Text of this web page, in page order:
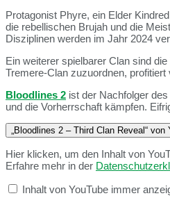
Protagonist Phyre, ein Elder
die rebellischen Brujah und die
Disziplinen werden im Jahr 2024
Ein weiterer spielbarer Clan sind
Tremere-Clan zuzuordnen,
Bloodlines 2 ist der Nachfolger
und die Vorherrschaft kämpfen.
„Bloodlines 2 – Third Clan Reveal“ von
Hier klicken, um den Inhalt von
Erfahre mehr in der
Inhalt von YouTube immer